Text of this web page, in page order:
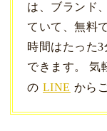
は、ブランド
ていて、無料
時間はたった
できます。 気
の LINE から